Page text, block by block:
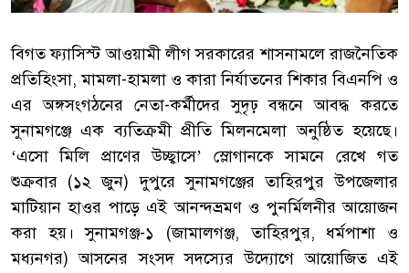
বিগত ফ্যাসিস্ট আওয়ামী লীগ সরকারের শাসনামলে রাজনৈতিক
প্রতিহিংসা, মামলা-হামলা ও কারা নির্যাতনের শিকার বিএনপি ও
এর অঙ্গসংগঠনের নেতা-কর্মীদের সুদৃঢ় বন্ধনে আবদ্ধ করতে
সুনামগঞ্জে এক ব্যতিক্রমী প্রীতি মিলনমেলা অনুষ্ঠিত হয়েছে।
‘এসো মিলি প্রাণের উচ্ছ্বাসে’ স্লোগানকে সামনে রেখে গত
শুক্রবার (১২ জুন) দুপুরে সুনামগঞ্জের তাহিরপুর উপজেলার
মাটিয়ান হাওর পাড়ে এই আনন্দভ্রমণ ও পুনর্মিলনীর আয়োজন
করা হয়। সুনামগঞ্জ-১ (জামালগঞ্জ, তাহিরপুর, ধর্মপাশা ও
মধ্যনগর) আসনের সংসদ সদস্যের উদ্যোগে আয়োজিত এই